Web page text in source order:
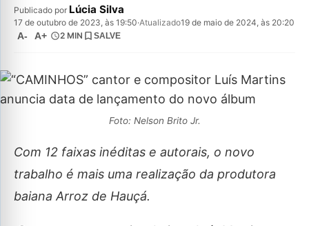
Publicado por Lúcia Silva
17 de outubro de 2023, às 19:50·Atualizado19 de maio de 2024, às 20:20
A- A+ 2 MIN SALVE
Foto: Nelson Brito Jr.
Com 12 faixas inéditas e autorais, o novo
trabalho é mais uma realização da produtora
baiana Arroz de Hauçá.